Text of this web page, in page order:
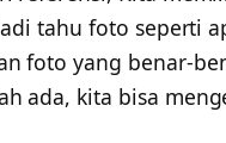
tahu foto seperti
foto yang benar-
ada, kita bisa